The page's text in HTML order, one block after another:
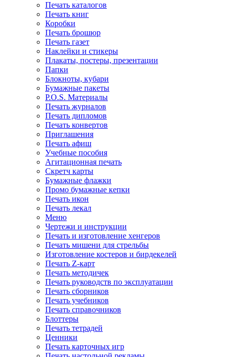
Печать каталогов
Печать книг
Коробки
Печать брошюр
Печать газет
Наклейки и стикеры
Плакаты, постеры, презентации
Папки
Блокноты, кубари
Бумажные пакеты
P.O.S. Материалы
Печать журналов
Печать дипломов
Печать конвертов
Приглашения
Печать афиш
Учебные пособия
Агитационная печать
Скретч карты
Бумажные флажки
Промо бумажные кепки
Печать икон
Печать лекал
Меню
Чертежи и инструкции
Печать и изготовление хенгеров
Печать мишени для стрельбы
Изготовление костеров и бирдекелей
Печать Z-карт
Печать методичек
Печать руководств по эксплуатации
Печать сборников
Печать учебников
Печать справочников
Блоттеры
Печать тетрадей
Ценники
Печать карточных игр